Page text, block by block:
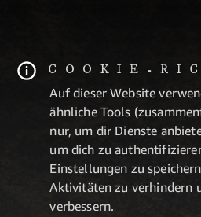
COOKIE-
Auf dieser Website
ähnliche Tools
nur, um dir Dienste
um dich zu
Einstellungen zu
Aktivitäten zu verhindern
verbessern.